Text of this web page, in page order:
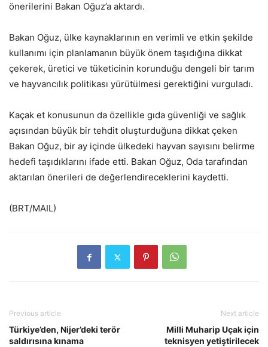
önerilerini Bakan Oğuz’a aktardı.
Bakan Oğuz, ülke kaynaklarının en verimli ve etkin şekilde
kullanımı için planlamanın büyük önem taşıdığına dikkat
çekerek, üretici ve tüketicinin korunduğu dengeli bir tarım
ve hayvancılık politikası yürütülmesi gerektiğini vurguladı.
Kaçak et konusunun da özellikle gıda güvenliği ve sağlık
açısından büyük bir tehdit oluşturduğuna dikkat çeken
Bakan Oğuz, bir ay içinde ülkedeki hayvan sayısını belirme
hedefi taşıdıklarını ifade etti. Bakan Oğuz, Oda tarafından
aktarılan önerileri de değerlendireceklerini kaydetti.
(BRT/MAIL)
Previous article
Türkiye’den, Nijer’deki terör
saldırısına kınama
Next article
Milli Muharip Uçak için
teknisyen yetiştirilecek